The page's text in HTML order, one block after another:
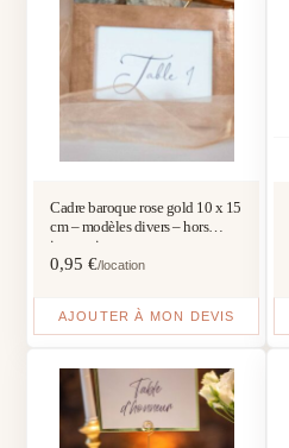
Cadre baroque rose gold 10 x 15
cm – modèles divers – hors
impression
0,95€/location
AJOUTER À MON DEVIS